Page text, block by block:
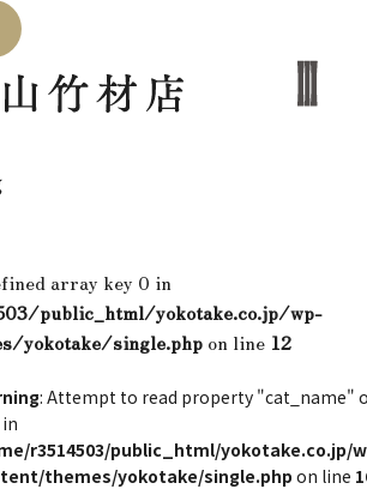
array key 0 in
public_html/yokotake.co.jp/wp-
yokotake/single.phpon line 12
: Attempt to read property "cat_name"
r3514503/public_html/yokotake.co.jp/
themes/yokotake/single.php on line